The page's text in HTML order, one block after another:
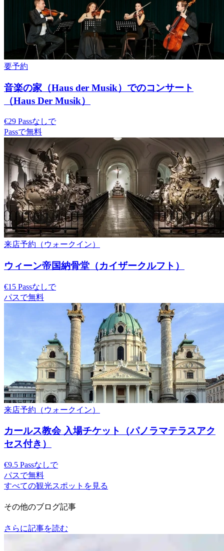
要予約
音楽の家（Haus der Musik）でのコンサート
（Haus Der Musik）
€29 Passなしで
Passで無料
来店予約（ウォークイン）
ウィーン帝国納骨堂（カイザークルフト）
€15 Passなしで
パスで無料
来店予約（ウォークイン）
カールス教会 入場チケット（パノラマテラスアク
セス付き）
€9.5 Passなしで
パスで無料
すべての観光スポットを見る
その他のブログ記事
さらに記事を読む